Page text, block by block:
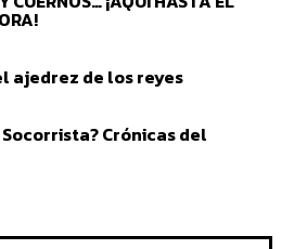
ajedrez de los reyes
Crónicas del